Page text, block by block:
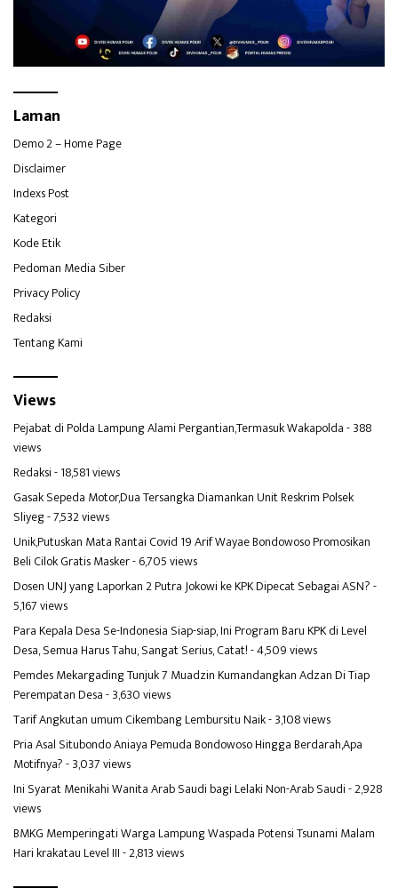
Laman
Demo 2 – Home Page
Disclaimer
Indexs Post
Kategori
Kode Etik
Pedoman Media Siber
Privacy Policy
Redaksi
Tentang Kami
Views
Pejabat di Polda Lampung Alami Pergantian,Termasuk Wakapolda- 388
views
Redaksi- 18,581 views
Gasak Sepeda Motor,Dua Tersangka Diamankan Unit Reskrim Polsek
Sliyeg- 7,532 views
Unik,Putuskan Mata Rantai Covid 19 Arif Wayae Bondowoso Promosikan
Beli Cilok Gratis Masker- 6,705 views
Dosen UNJ yang Laporkan 2 Putra Jokowi ke KPK Dipecat Sebagai ASN?-
5,167 views
Para Kepala Desa Se-Indonesia Siap-siap, Ini Program Baru KPK di Level
Desa, Semua Harus Tahu, Sangat Serius, Catat!- 4,509 views
Pemdes Mekargading Tunjuk 7 Muadzin Kumandangkan Adzan Di Tiap
Perempatan Desa- 3,630 views
Tarif Angkutan umum Cikembang Lembursitu Naik- 3,108 views
Pria Asal Situbondo Aniaya Pemuda Bondowoso Hingga Berdarah,Apa
Motifnya?- 3,037 views
Ini Syarat Menikahi Wanita Arab Saudi bagi Lelaki Non-Arab Saudi- 2,928
views
BMKG Memperingati Warga Lampung Waspada Potensi Tsunami Malam
Hari krakatau Level III- 2,813 views